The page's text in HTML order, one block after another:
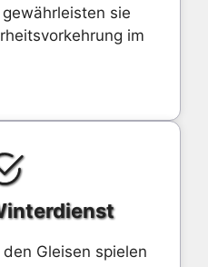
sie
im
Gleisen spielen